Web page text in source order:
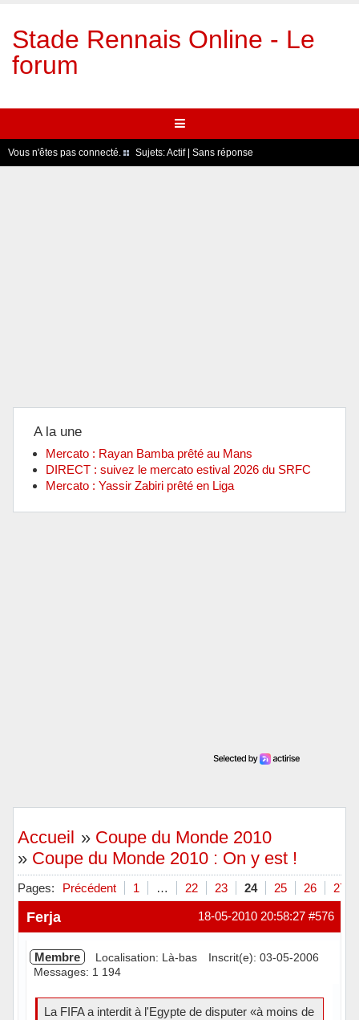
Stade Rennais Online - Le
forum
Vous n'êtes pas connecté. Sujets:Actif| Sans réponse
A la une
Mercato : Rayan Bamba prêté au Mans
DIRECT : suivez le mercato estival 2026 du SRFC
Mercato : Yassir Zabiri prêté en Liga
Accueil » Coupe du Monde 2010
» Coupe du Monde 2010 : On y est !
Pages: Précédent 1 … 22 23 24 25 26 27
#576
18-05-2010 20:58:27
Ferja
Membre Localisation: Là-bas
Inscrit(e): 03-05-2006
Messages: 1 194
La FIFA a interdit à l'Egypte de disputer «à moins de